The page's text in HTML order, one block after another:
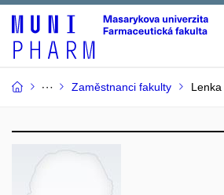
Zaměstnanci fakulty